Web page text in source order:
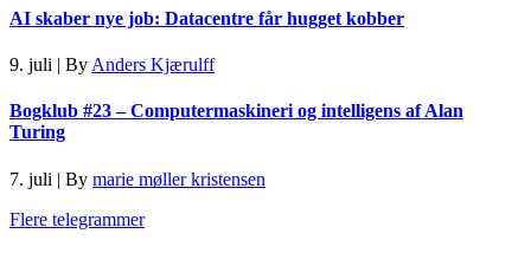
AI skaber nye job: Datacentre får hugget kobber
9. juli | By Anders Kjærulff
Bogklub #23 – Computermaskineri og intelligens af Alan
Turing
7. juli | By marie møller kristensen
Flere telegrammer